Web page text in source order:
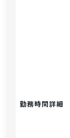
勤務時間詳細